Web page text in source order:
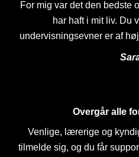
For mig var det den bedste
har haft i mit liv. Du
undervisningsevner er af
Overgår alle
Venlige, lærerige og
tilmelde sig, og du får